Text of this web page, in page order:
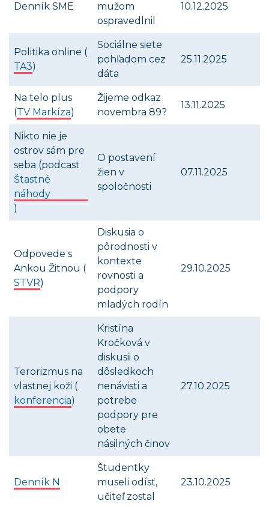
Denník SME
mužom
ospravedlnil
10.12.2025
Politika online (
TA3)
Sociálne siete
pohľadom cez
dáta
25.11.2025
Na telo plus
(TV Markíza)
Žijeme odkaz
novembra 89?
13.11.2025
Nikto nie je
ostrov sám pre
seba (podcast
Štastné
náhody
)
O postavení
žien v
spoločnosti
07.11.2025
Odpovede s
Ankou Žitnou (
STVR)
Diskusia o
pôrodnosti v
kontexte
rovnosti a
podpory
mladých rodín
29.10.2025
Terorizmus na
vlastnej koži (
konferencia)
Kristína
Kročková v
diskusii o
dôsledkoch
nenávisti a
potrebe
podpory pre
obete
násilných činov
27.10.2025
Denník N
Študentky
museli odísť,
učiteľ zostal
23.10.2025